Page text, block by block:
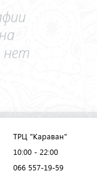
ТРЦ "Караван"
10:00 - 22:00
066 557-19-59